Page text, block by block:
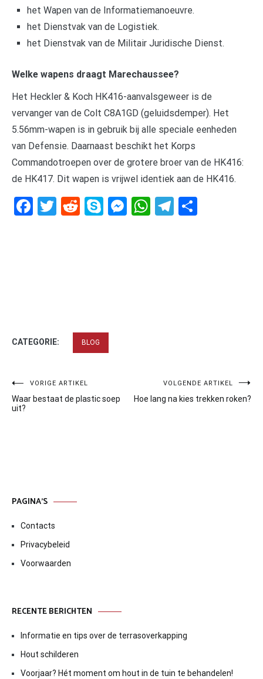
het Wapen van de Informatiemanoeuvre.
het Dienstvak van de Logistiek.
het Dienstvak van de Militair Juridische Dienst.
Welke wapens draagt Marechaussee?
Het Heckler & Koch HK416-aanvalsgeweer is de
vervanger van de Colt C8A1GD (geluidsdemper). Het
5.56mm-wapen is in gebruik bij alle speciale eenheden
van Defensie. Daarnaast beschikt het Korps
Commandotroepen over de grotere broer van de HK416:
de HK417. Dit wapen is vrijwel identiek aan de HK416.
Facebook
Twitter
RedditSkypeMessenger
WhatsApp
Telegram
CATEGORIE: BLOG
Bericht
navigatie
VORIGE ARTIKEL
Waar bestaat de plastic soep
uit?
VOLGENDE ARTIKEL
Hoe lang na kies trekken roken?
PAGINA’S
Contacts
Privacybeleid
Voorwaarden
RECENTE BERICHTEN
Informatie en tips over de terrasoverkapping
Hout schilderen
Voorjaar? Hét moment om hout in de tuin te behandelen!